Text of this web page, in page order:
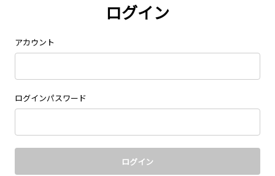
ログイン
アカウント
ログインパスワード
ログイン